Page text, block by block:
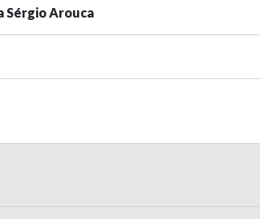
Sérgio Arouca